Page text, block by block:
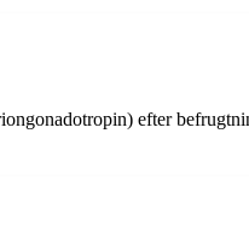
efter